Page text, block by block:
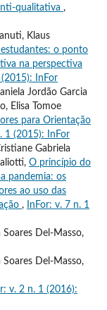
qualitativa ,
Klaus
o ponto
na perspectiva
(2015): InFor
Jordão Garcia
Elisa Tomoe
para Orientação
1 (2015): InFor
Gabriela
O princípio do
pandemia: os
ao uso das
,
InFor: v. 7 n. 1
Soares Del-Masso,
Soares Del-Masso,
v. 2 n. 1 (2016):